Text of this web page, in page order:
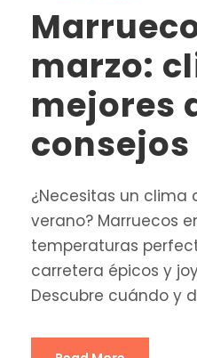
marzo:
mejores
¿Necesitas un clima
verano? Marruecos
temperaturas
carretera épicos y
Descubre cuándo y